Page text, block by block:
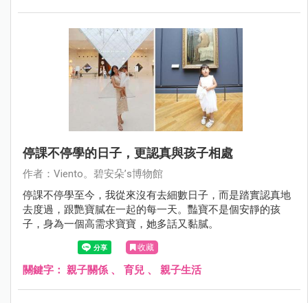
停課不停學的日子，更認真與孩子相處
作者：Viento。碧安朵’s博物館
停課不停學至今，我從來沒有去細數日子，而是踏實認真地
去度過，跟艷寶膩在一起的每一天。豔寶不是個安靜的孩
子，身為一個高需求寶寶，她多話又黏膩。
收藏
關鍵字： 親子關係 、 育兒 、 親子生活